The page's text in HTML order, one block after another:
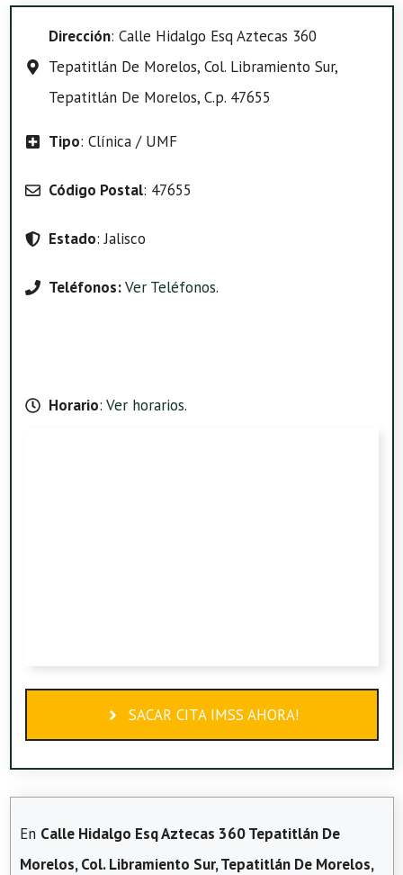
Dirección: Calle Hidalgo Esq Aztecas 360
Tepatitlán De Morelos, Col. Libramiento Sur,
Tepatitlán De Morelos, C.p. 47655
Tipo: Clínica / UMF
Código Postal: 47655
Estado: Jalisco
Teléfonos:Ver Teléfonos.
Horario: Ver horarios.
SACAR CITA IMSS AHORA!
En Calle Hidalgo Esq Aztecas 360 Tepatitlán De
Morelos, Col. Libramiento Sur, Tepatitlán De Morelos,